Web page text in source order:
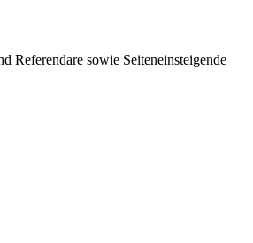
Referendare sowie Seiteneinsteigende